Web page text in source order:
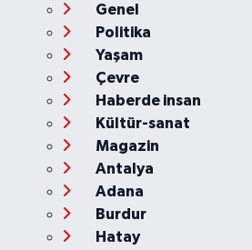
Genel
Politika
Yaşam
Çevre
Haberde insan
Kültür-sanat
Magazin
Antalya
Adana
Burdur
Hatay